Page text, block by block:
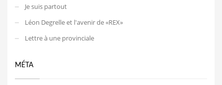
Je suis partout
Léon Degrelle et l'avenir de «REX»
Lettre à une provinciale
MÉTA